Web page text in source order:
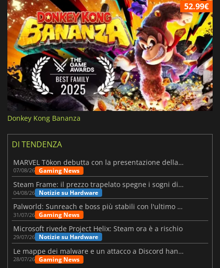
52.99€
Donkey Kong Bananza
DI TENDENZA
MARVEL Tōkon debutta con la presentazione della roadmap per il primo anno
07/08/26 Gaming News
Steam Frame: il prezzo trapelato spegne i sogni di un VR economico
04/08/26 Notizie su Hardware
Palworld: Sunreach e boss più stabili con l'ultimo update
31/07/26 Gaming News
Microsoft rivede Project Helix: Steam ora è a rischio
29/07/26 Notizie su Hardware
Le mappe dei malware e un attacco a Discord hanno colpito Meccha Chameleon
28/07/26 Gaming News